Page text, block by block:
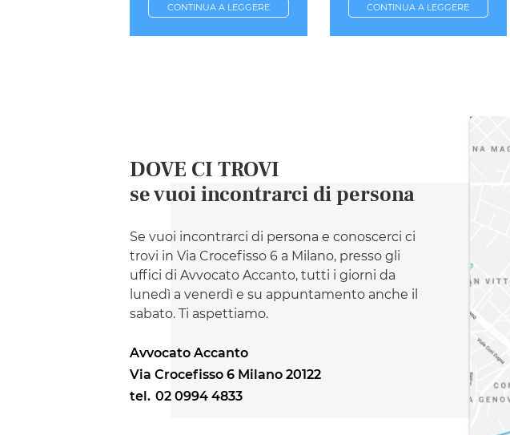
CONTINUA A LEGGERE CONTINUA A LEGGERE
DOVE CI TROVI
se vuoi incontrarci di persona
Se vuoi incontrarci di persona e conoscerci ci
trovi in Via Crocefisso 6 a Milano, presso gli
uffici di Avvocato Accanto, tutti i giorni da
lunedì a venerdì e su appuntamento anche il
sabato. Ti aspettiamo.
Avvocato Accanto
Via Crocefisso 6 Milano 20122
tel. 02 0994 4833